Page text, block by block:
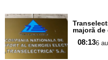
Adaugă
aici textul
pentru
subtitlu
majoră de
08:136